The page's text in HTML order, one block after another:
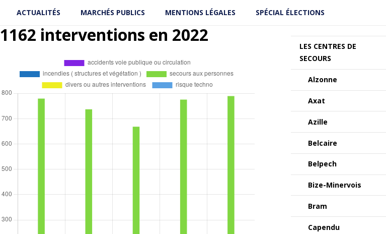
ACTUALITÉS MARCHÉS PUBLICS MENTIONS LÉGALES SPÉCIAL ÉLECTIONS
1162 interventions en 2022
LES CENTRES DE
SECOURS
Alzonne
Axat
Azille
Belcaire
Belpech
Bize-Minervois
Bram
Capendu